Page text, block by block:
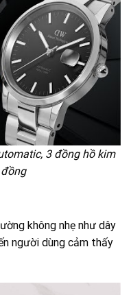
3 đồng hồ kim
không nhẹ như dây
người dùng cảm thấy